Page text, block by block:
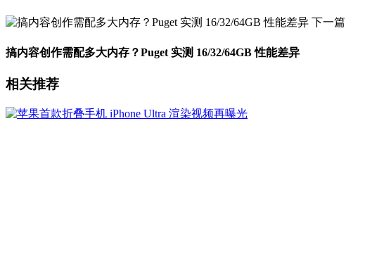
下一篇
搞内容创作需配多大内存？Puget 实测 16/32/64GB 性能差异
相关推荐